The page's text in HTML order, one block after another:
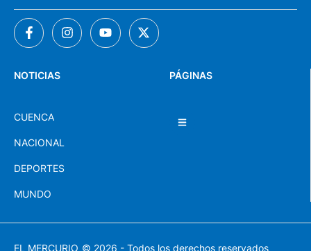
PÁGINAS
NOTICIAS
CUENCA
NACIONAL
DEPORTES
MUNDO
EL MERCURIO © 2026 - Todos los derechos reservados